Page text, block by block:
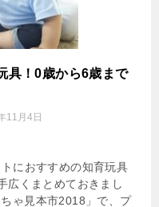
具！0歳から6歳まで
11月4日
におすすめの知育玩具
広くまとめておきまし
ゃ見本市2018」で、プ